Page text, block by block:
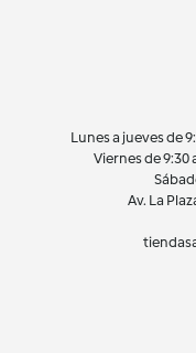
Lunes a jueves de
Viernes de 9:30
Av. La